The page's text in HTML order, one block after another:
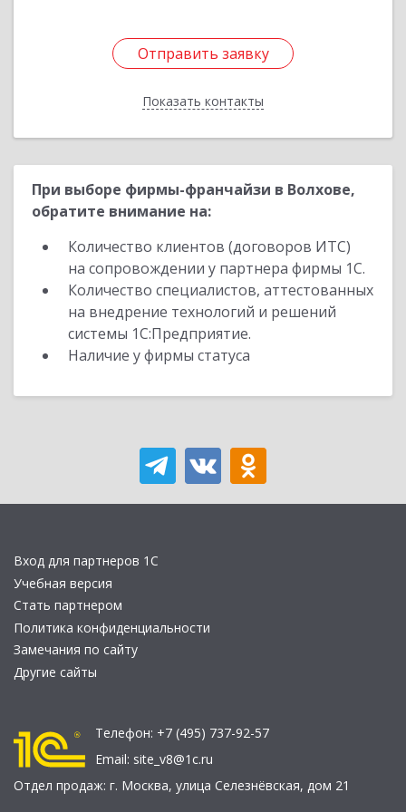
Отправить заявку
Показать контакты
Отправить заявку
Назад
При выборе фирмы-франчайзи в Волхове,
обратите внимание на:
Количество клиентов (договоров ИТС)
на сопровождении у партнера фирмы 1С.
Количество специалистов, аттестованных
на внедрение технологий и решений
системы 1С:Предприятие.
Наличие у фирмы статуса
Вход для партнеров 1С
Учебная версия
Стать партнером
Политика конфиденциальности
Замечания по сайту
Другие сайты
Телефон: +7 (495) 737-92-57
Email: site_v8@1c.ru
Отдел продаж: г. Москва, улица Селезнёвская, дом 21